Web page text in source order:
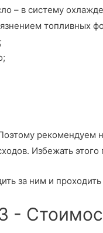
– в систему
топливных
Избежать
за ним и
-